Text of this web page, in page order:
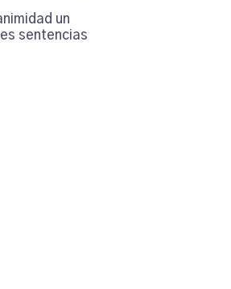
un
sentencias